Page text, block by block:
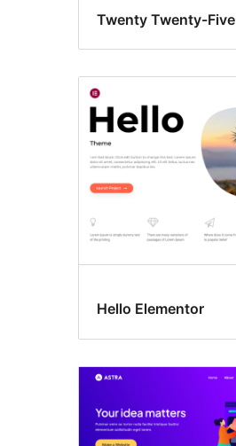
Twenty Twenty-Five
Hello Elementor